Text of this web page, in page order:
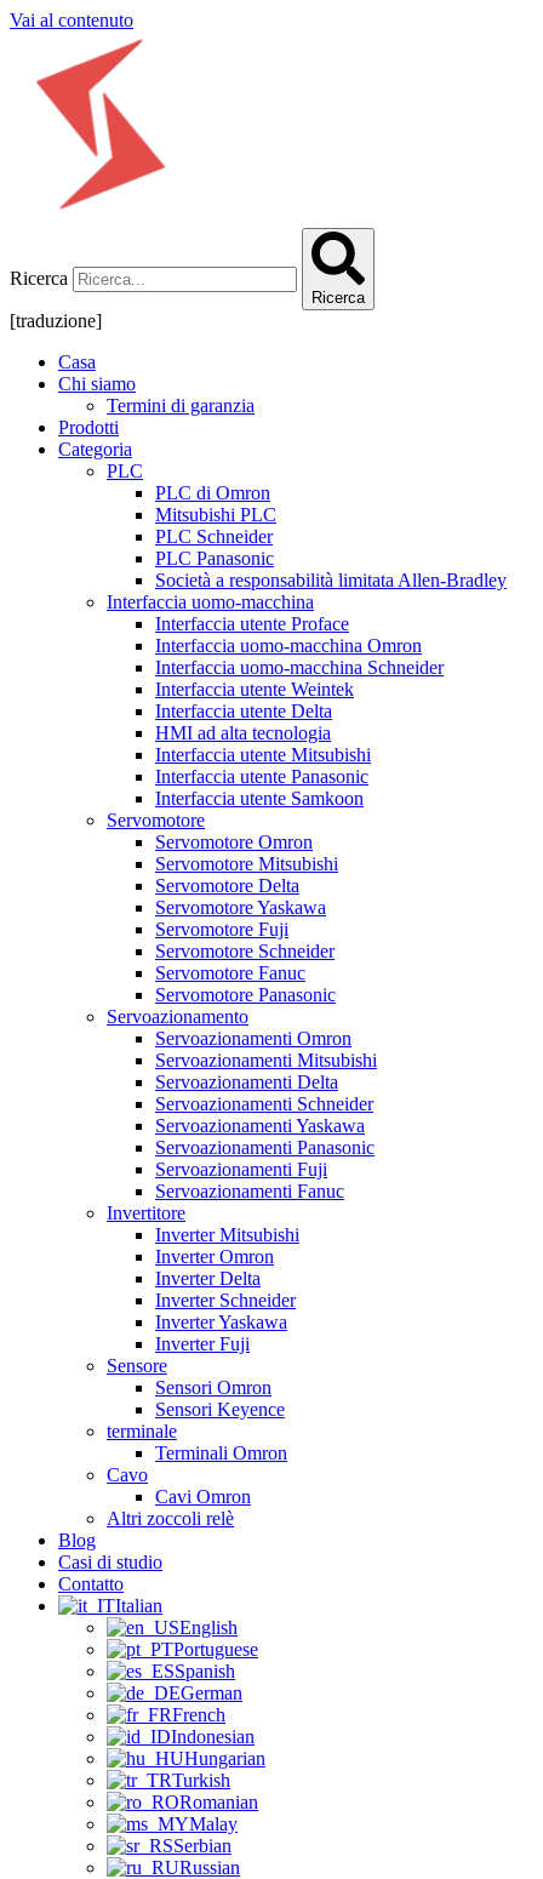
Vai al contenuto
Ricerca
Ricerca
[traduzione]
Casa
Chi siamo
Termini di garanzia
Prodotti
Categoria
PLC
PLC di Omron
Mitsubishi PLC
PLC Schneider
PLC Panasonic
Società a responsabilità limitata Allen-Bradley
Interfaccia uomo-macchina
Interfaccia utente Proface
Interfaccia uomo-macchina Omron
Interfaccia uomo-macchina Schneider
Interfaccia utente Weintek
Interfaccia utente Delta
HMI ad alta tecnologia
Interfaccia utente Mitsubishi
Interfaccia utente Panasonic
Interfaccia utente Samkoon
Servomotore
Servomotore Omron
Servomotore Mitsubishi
Servomotore Delta
Servomotore Yaskawa
Servomotore Fuji
Servomotore Schneider
Servomotore Fanuc
Servomotore Panasonic
Servoazionamento
Servoazionamenti Omron
Servoazionamenti Mitsubishi
Servoazionamenti Delta
Servoazionamenti Schneider
Servoazionamenti Yaskawa
Servoazionamenti Panasonic
Servoazionamenti Fuji
Servoazionamenti Fanuc
Invertitore
Inverter Mitsubishi
Inverter Omron
Inverter Delta
Inverter Schneider
Inverter Yaskawa
Inverter Fuji
Sensore
Sensori Omron
Sensori Keyence
terminale
Terminali Omron
Cavo
Cavi Omron
Altri zoccoli relè
Blog
Casi di studio
Contatto
Italian
English
Portuguese
Spanish
German
French
Indonesian
Hungarian
Turkish
Romanian
Malay
Serbian
Russian